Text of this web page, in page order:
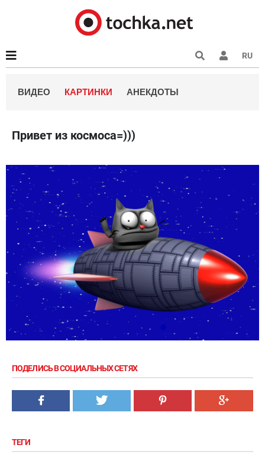
RU
ВИДЕО КАРТИНКИ АНЕКДОТЫ
Привет из космоса=)))
ПОДЕЛИСЬ В СОЦИАЛЬНЫХ СЕТЯХ
ТЕГИ